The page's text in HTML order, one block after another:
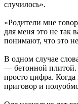
случилось».
«Родители мне
для меня это не так
понимают, что это
В одном случае
— бетонной плитой.
просто цифра.
приговор и